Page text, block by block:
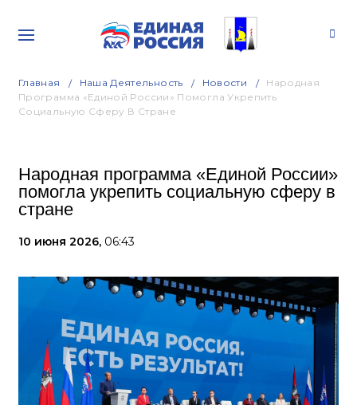
Главная Наша Деятельность Новости
Народная
Программа «Единой России» Помогла Укрепить
Социальную Сферу В Стране
Народная программа «Единой России»
помогла укрепить социальную сферу в
стране
10 июня 2026, 06:43